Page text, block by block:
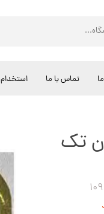
تماس با ما استخدام نفره
تک